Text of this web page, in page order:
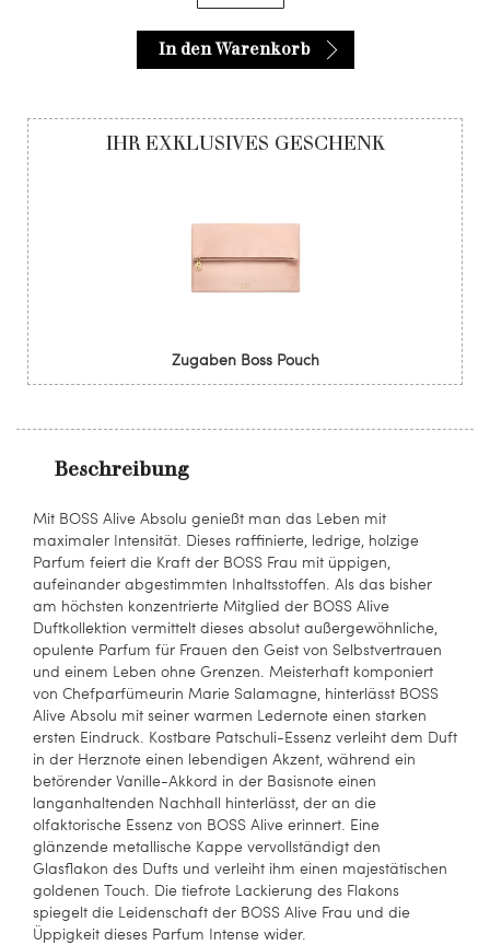
In den Warenkorb
Beschreibung
Mit BOSS Alive Absolu genießt man das Leben mit
maximaler Intensität. Dieses raffinierte, ledrige, holzige
Parfum feiert die Kraft der BOSS Frau mit üppigen,
aufeinander abgestimmten Inhaltsstoffen. Als das bisher
am höchsten konzentrierte Mitglied der BOSS Alive
Duftkollektion vermittelt dieses absolut außergewöhnliche,
opulente Parfum für Frauen den Geist von Selbstvertrauen
und einem Leben ohne Grenzen. Meisterhaft komponiert
von Chefparfümeurin Marie Salamagne, hinterlässt BOSS
Alive Absolu mit seiner warmen Ledernote einen starken
ersten Eindruck. Kostbare Patschuli-Essenz verleiht dem Duft
in der Herznote einen lebendigen Akzent, während ein
betörender Vanille-Akkord in der Basisnote einen
langanhaltenden Nachhall hinterlässt, der an die
olfaktorische Essenz von BOSS Alive erinnert. Eine
glänzende metallische Kappe vervollständigt den
Glasflakon des Dufts und verleiht ihm einen majestätischen
goldenen Touch. Die tiefrote Lackierung des Flakons
spiegelt die Leidenschaft der BOSS Alive Frau und die
Üppigkeit dieses Parfum Intense wider.
IHR EXKLUSIVES GESCHENK
Zugaben Boss Pouch